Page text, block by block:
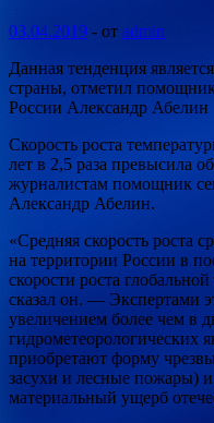
03.04.2019 - от admin
Данная тенденция
страны, отметил помощник
России Александр Абелин
Скорость роста
лет в 2,5 раза превысила
журналистам помощник
Александр Абелин.
«Средняя скорость роста
на территории России в
скорости роста
сказал он. — Экспертами
увеличением более чем в
гидрометеорологических
приобретают форму
засухи и лесные пожары)
материальный ущерб